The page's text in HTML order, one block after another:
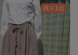
残り1点